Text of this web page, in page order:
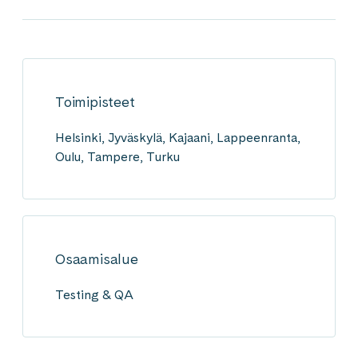
Toimipisteet
Helsinki, Jyväskylä, Kajaani, Lappeenranta,
Oulu, Tampere, Turku
Osaamisalue
Testing & QA